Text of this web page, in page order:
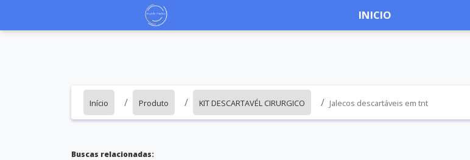
INICIO
Início Produto KIT DESCARTAVÉL CIRURGICO Jalecos descartáveis em tnt
Buscas relacionadas: